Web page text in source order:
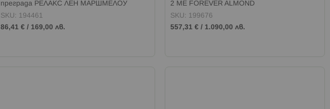
преграда РЕЛАКС ЛЕН МАРШМЕЛОУ
SKU: 194461
86,41 € / 169,00 лв.
2 ME FOREVER ALMOND
SKU: 199676
557,31 € / 1.090,00 лв.